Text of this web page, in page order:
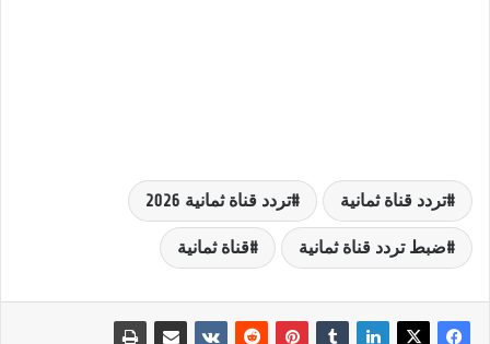
تردد قناة ثمانية تردد قناة ثمانية 2026
ضبط تردد قناة ثمانية قناة ثمانية